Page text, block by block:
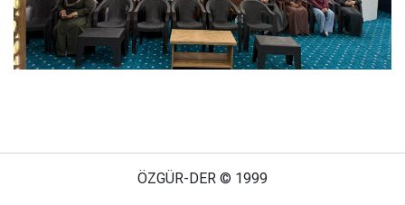
ÖZGÜR-DER © 1999